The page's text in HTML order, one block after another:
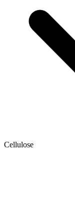
Cellulose